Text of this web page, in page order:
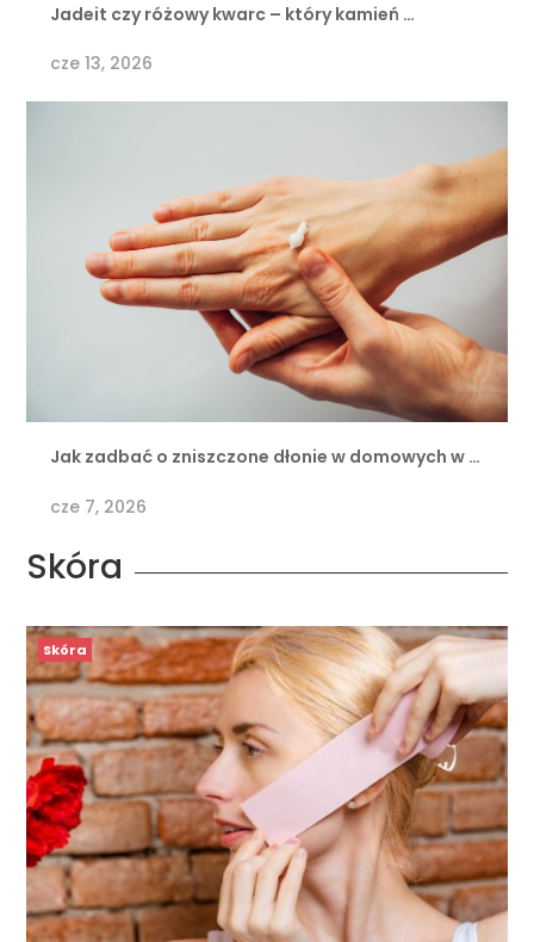
Jadeit czy różowy kwarc – który kamień …
cze 13, 2026
Jak zadbać o zniszczone dłonie w domowych w …
cze 7, 2026
Skóra
Skóra